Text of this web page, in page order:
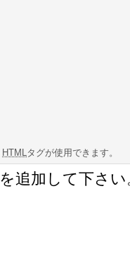
HTMLタグが使用できます。